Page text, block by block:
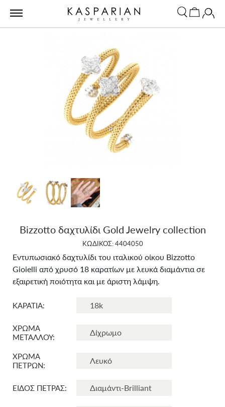
Bizzotto δαχτυλίδι Gold Jewelry collection
ΚΩΔΙΚΟΣ: 4404050
Εντυπωσιακό δαχτυλίδι του ιταλικού οίκου Bizzotto
Gioielli από χρυσό 18 καρατίων με λευκά διαμάντια σε
εξαιρετική ποιότητα και με άριστη λάμψη.
ΚΑΡΑΤΙΑ:
ΧΡΩΜΑ
ΜΕΤΑΛΛΟΥ:
ΧΡΩΜΑ
ΠΕΤΡΩΝ:
ΕΙΔΟΣ ΠΕΤΡΑΣ: